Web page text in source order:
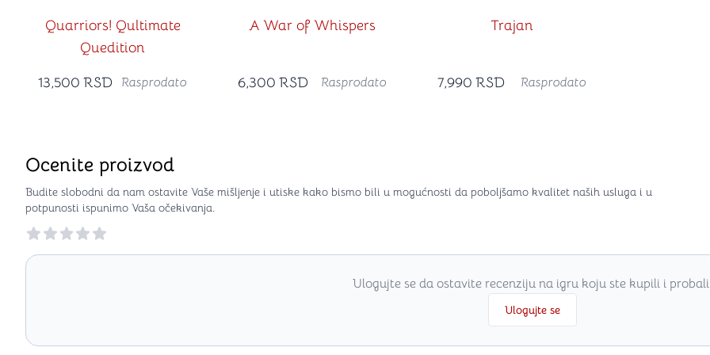
Quarriors! Qultimate
Quedition
13,500 RSD Rasprodato
A War of Whispers
6,300 RSD Rasprodato
Trajan
7,990 RSD Rasprodato
Ocenite proizvod
Budite slobodni da nam ostavite Vaše mišljenje i utiske kako bismo bili u mogućnosti da poboljšamo kvalitet naših usluga i u
potpunosti ispunimo Vaša očekivanja.
Reviews
Ulogujte se da ostavite recenziju na igru koju ste kupili i
Ulogujte se